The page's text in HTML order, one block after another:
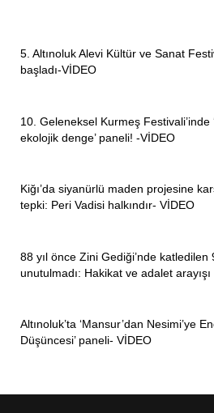
5. Altınoluk Alevi Kültür ve Sanat
başladı-VİDEO
10. Geleneksel Kurmeş Festivali’inde
ekolojik denge’ paneli! -VİDEO
Kiğı’da siyanürlü maden projesine
tepki: Peri Vadisi halkındır- VİDEO
88 yıl önce Zini Gediği’nde katledilen
unutulmadı: Hakikat ve adalet
Altınoluk’ta ‘Mansur’dan Nesimi’ye
Düşüncesi’ paneli- VİDEO